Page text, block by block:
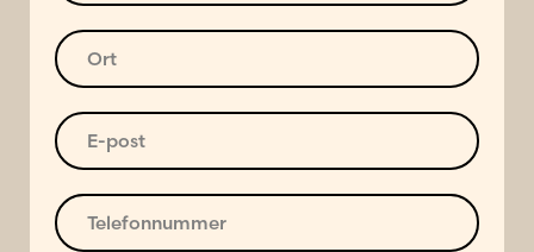
r
e
s
*
t
n
m
m
r
*
O
r
*
E
-
o
s
T
e